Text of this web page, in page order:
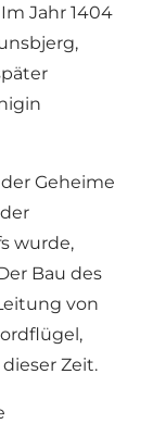
Jahr 1404
Geheime
wurde,
Bau des
von
Zeit.